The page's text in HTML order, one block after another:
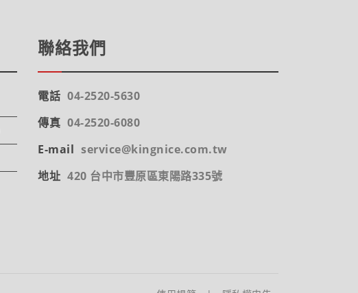
聯絡我們
電話 04-2520-5630
傳真 04-2520-6080
E-mail service@kingnice.com.tw
地址 420 台中市豐原區東陽路335號